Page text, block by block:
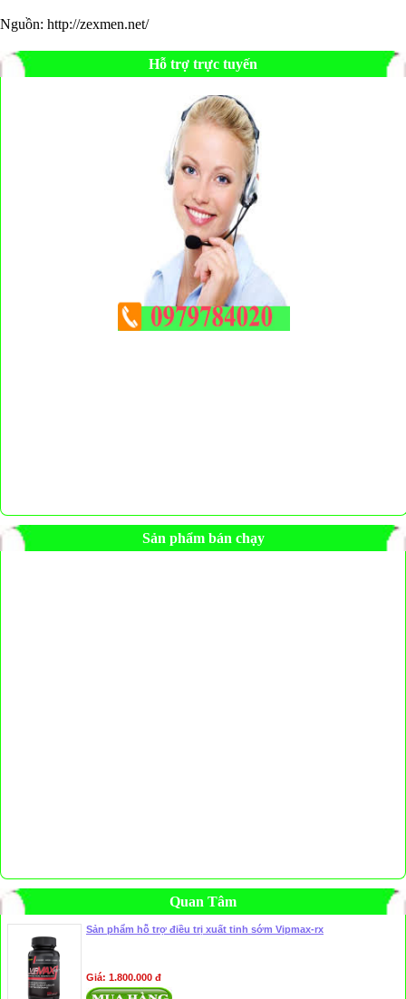
Nguồn: http://zexmen.net/
Hỗ trợ trực tuyến
Sản phẩm bán chạy
Quan Tâm
Sản phẩm hỗ trợ điều trị xuất tinh sớm Vipmax-rx
Giá: 1.800.000 đ